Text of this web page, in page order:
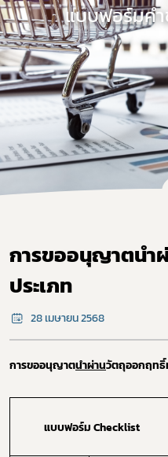
แบบฟอร์มค
การขออนุญาตนำ
ประเภท
28 เมษายน 2568
การขออนุญาตนำผ่านวัตถุออกฤทธิ์
แบบฟอร์มChecklist